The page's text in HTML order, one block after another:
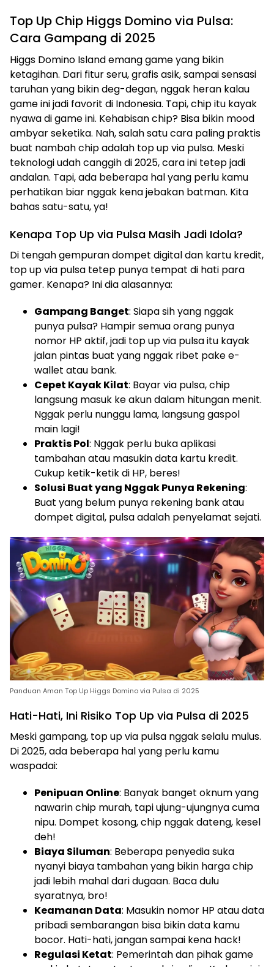
Top Up Chip Higgs Domino via Pulsa:
Cara Gampang di 2025
Higgs Domino Island emang game yang bikin
ketagihan. Dari fitur seru, grafis asik, sampai sensasi
taruhan yang bikin deg-degan, nggak heran kalau
game ini jadi favorit di Indonesia. Tapi, chip itu kayak
nyawa di game ini. Kehabisan chip? Bisa bikin mood
ambyar seketika. Nah, salah satu cara paling praktis
buat nambah chip adalah top up via pulsa. Meski
teknologi udah canggih di 2025, cara ini tetep jadi
andalan. Tapi, ada beberapa hal yang perlu kamu
perhatikan biar nggak kena jebakan batman. Kita
bahas satu-satu, ya!
Kenapa Top Up via Pulsa Masih Jadi Idola?
Di tengah gempuran dompet digital dan kartu kredit,
top up via pulsa tetep punya tempat di hati para
gamer. Kenapa? Ini dia alasannya:
Gampang Banget: Siapa sih yang nggak
punya pulsa? Hampir semua orang punya
nomor HP aktif, jadi top up via pulsa itu kayak
jalan pintas buat yang nggak ribet pake e-
wallet atau bank.
Cepet Kayak Kilat: Bayar via pulsa, chip
langsung masuk ke akun dalam hitungan menit.
Nggak perlu nunggu lama, langsung gaspol
main lagi!
Praktis Pol: Nggak perlu buka aplikasi
tambahan atau masukin data kartu kredit.
Cukup ketik-ketik di HP, beres!
Solusi Buat yang Nggak Punya Rekening:
Buat yang belum punya rekening bank atau
dompet digital, pulsa adalah penyelamat sejati.
Panduan Aman Top Up Higgs Domino via Pulsa di 2025
Hati-Hati, Ini Risiko Top Up via Pulsa di 2025
Meski gampang, top up via pulsa nggak selalu mulus.
Di 2025, ada beberapa hal yang perlu kamu
waspadai:
Penipuan Online: Banyak banget oknum yang
nawarin chip murah, tapi ujung-ujungnya cuma
nipu. Dompet kosong, chip nggak dateng, kesel
deh!
Biaya Siluman: Beberapa penyedia suka
nyanyi biaya tambahan yang bikin harga chip
jadi lebih mahal dari dugaan. Baca dulu
syaratnya, bro!
Keamanan Data: Masukin nomor HP atau data
pribadi sembarangan bisa bikin data kamu
bocor. Hati-hati, jangan sampai kena hack!
Regulasi Ketat: Pemerintah dan pihak game